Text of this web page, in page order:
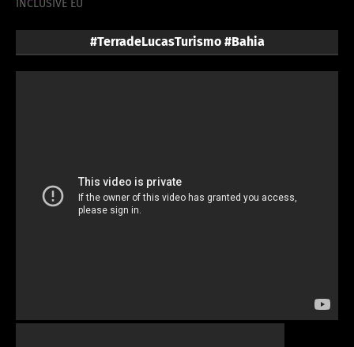
INCLUSIVE EU
#TerradeLucasTurismo #Bahia